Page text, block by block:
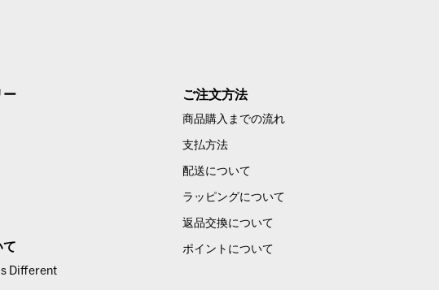
ー
て
Different
ご注文方法
商品購入までの流れ
支払方法
配送について
ラッピングについて
返品交換について
ポイントについて